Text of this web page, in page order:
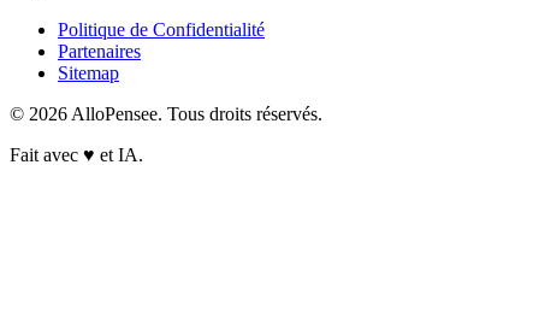
Politique de Confidentialité
Partenaires
Sitemap
© 2026 AlloPensee. Tous droits réservés.
Fait avec ♥ et IA.